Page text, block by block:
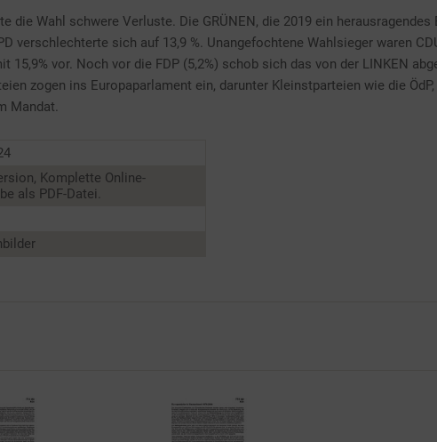
die Wahl schwere Verluste. Die GRÜNEN, die 2019 ein
verschlechterte sich auf 13,9 %. Unangefochtene Wahlsieger waren
vor. Noch vor die FDP (5,2%) schob sich das von der LINKEN
zogen ins Europaparlament ein, darunter Kleinstparteien wie die
Mandat.
Komplette Online-
als PDF-Datei.